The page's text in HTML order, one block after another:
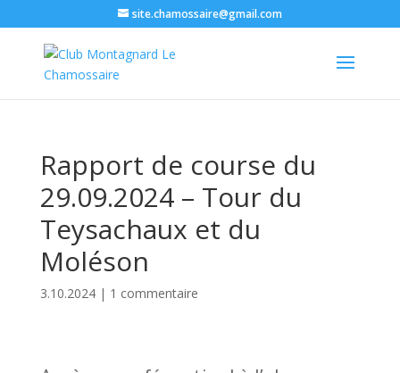
site.chamossaire@gmail.com
Rapport de course du
29.09.2024 – Tour du
Teysachaux et du
Moléson
3.10.2024| 1 commentaire